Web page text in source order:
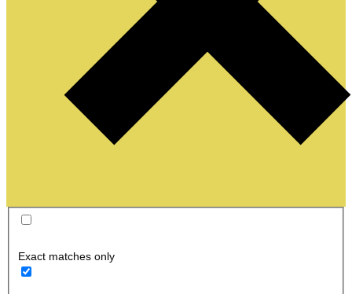
Exact matches only